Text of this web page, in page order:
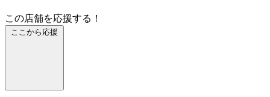
この店舗を応援する！
ここから応援